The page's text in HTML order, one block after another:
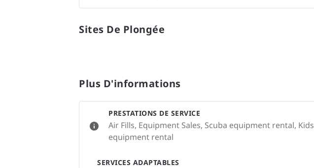
Sites De Plongée
Plus D'informations
PRESTATIONS DE SERVICE
Air Fills, Equipment Sales, Scuba equipment rental, Kids
equipment rental
SERVICES ADAPTABLES